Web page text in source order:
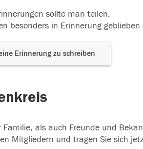
sollte man teilen.
besonders in Erinnerung geblieben
Erinnerung zu schreiben
als auch Freunde und
Mitgliedern und tragen Sie sich